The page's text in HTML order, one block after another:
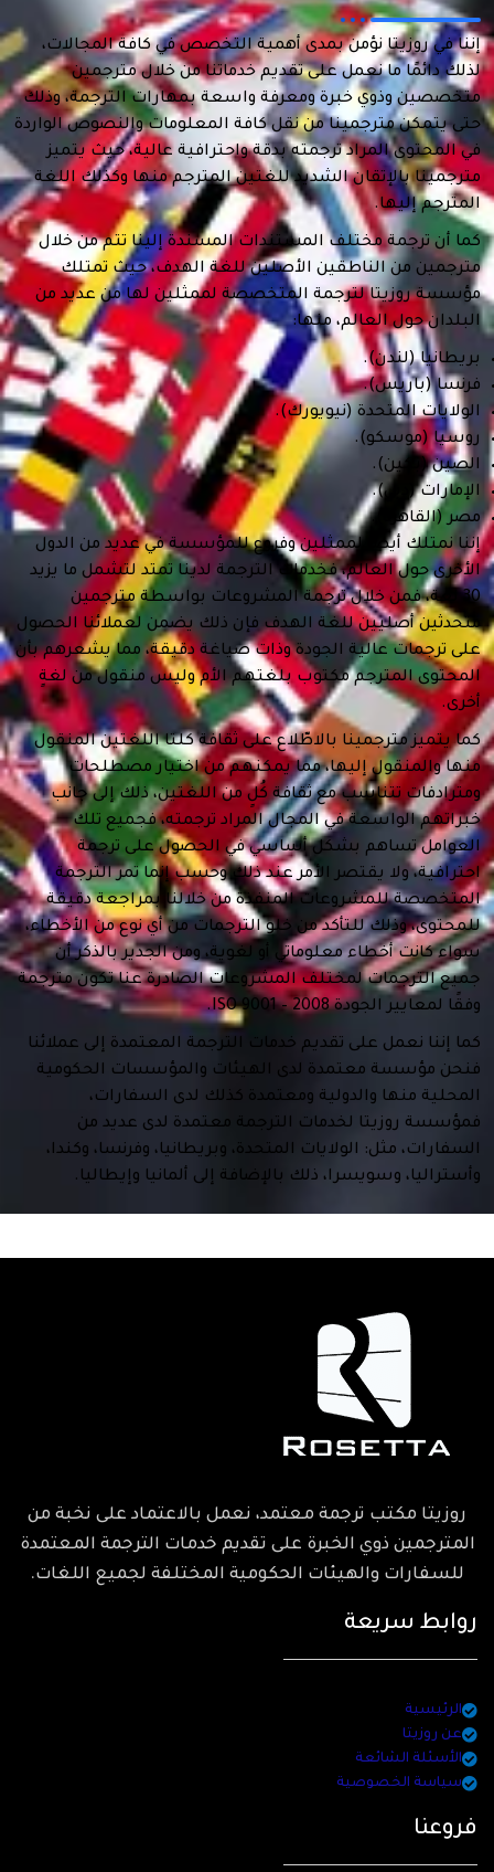
إننا في روزيتا نؤمن بمدى أهمية التخصص في كافة المجالات،
لذلك دائمًا ما نعمل على تقديم خدماتنا من خلال مترجمين
متخصصين وذوي خبرة ومعرفة واسعة بمهارات الترجمة، وذلك
حتى يتمكن مترجمينا من نقل كافة المعلومات والنصوص الواردة
في المحتوى المراد ترجمته بدقة واحترافية عالية، حيث يتميز
مترجمينا بالإتقان الشديد للغتين المترجم منها وكذلك اللغة
المترجم إليها.
كما أن ترجمة مختلف المستندات المسندة إلينا تتم من خلال
مترجمين من الناطقين الأصلين للغة الهدف، حيث تمتلك
مؤسسة روزيتا لترجمة المتخصصة لممثلين لها من عديد من
البلدان حول العالم، منها:
بريطانيا (لندن).
فرنسا (باريس).
الولايات المتحدة (نيويورك).
روسيا (موسكو).
الصين (بكين).
الإمارات (دبي).
مصر (القاهرة).
إننا نمتلك أيضًا لممثلين وفروع للمؤسسة في عديد من الدول
الأخرى حول العالم، فخدمات الترجمة لدينا تمتد لتشمل ما يزيد
30 لغة، فمن خلال ترجمة المشروعات بواسطة مترجمين
متحدثين أصليين للغة الهدف فإن ذلك يضمن لعملائنا الحصول
على ترجمات عالية الجودة وذات صياغة دقيقة، مما يشعرهم بأن
المحتوى المترجم مكتوب بلغتهم الأم وليس منقول من لغةٍ
أخرى.
كما يتميز مترجمينا بالاطّلاع على ثقافة كلتا اللغتين المنقول
منها والمنقول إليها، مما يمكنهم من اختيار مصطلحات
ومترادفات تتناسب مع ثقافة كُلٍ من اللغتين، ذلك إلى جانب
خبراتهم الواسعة في المجال المراد ترجمته، فجميع تلك
العوامل تساهم بشكل أساسي في الحصول على ترجمة
احترافية، ولا يقتصر الأمر عند ذلك وحسب إنما تمر الترجمة
المتخصصة للمشروعات المنفذة من خلالنا بمراجعة دقيقة
للمحتوى، وذلك للتأكد من خلو الترجمات من أي نوع من الأخطاء،
سواء كانت أخطاء معلوماتي أو لغوية، ومن الجدير بالذكر أن
جميع الترجمات لمختلف المشروعات الصادرة عنا تكون مترجمة
وفقًا لمعايير الجودة ISO 9001 – 2008.
كما إننا نعمل على تقديم خدمات الترجمة المعتمدة إلى عملائنا
فنحن مؤسسة معتمدة لدى الهيئات والمؤسسات الحكومية
المحلية منها والدولية ومعتمدة كذلك لدى السفارات،
فمؤسسة روزيتا لخدمات الترجمة معتمدة لدى عديد من
السفارات، مثل: الولايات المتحدة، وبريطانيا، وفرنسا، وكندا،
وأستراليا، وسويسرا، ذلك بالإضافة إلى ألمانيا وإيطاليا.
روزيتا مكتب ترجمة معتمد، نعمل بالاعتماد على نخبة من
المترجمين ذوي الخبرة على تقديم خدمات الترجمة المعتمدة
للسفارات والهيئات الحكومية المختلفة لجميع اللغات.
روابط سريعة
الرئيسية
عن روزيتا
الأسئلة الشائعة
سياسة الخصوصية
فروعنا